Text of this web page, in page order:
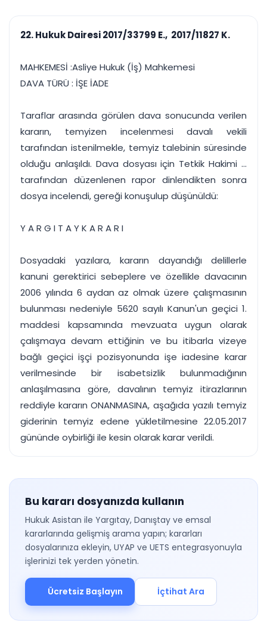
Duruşma ve görev
takvimi
Bildirim
Süreleri asla kaçırmayın
takibi
rapor
UYAP & UETS entegrasyonundan finansa, hepsi bir arada.
Tüm özellikleri inceleyin Ücretsiz Başlayın
22. Hukuk Dairesi 2017/33799 E., 2017/11827 K.
MAHKEMESİ :Asliye Hukuk (İş) Mahkemesi
DAVA TÜRÜ : İŞE İADE
Taraflar arasında görülen dava sonucunda verilen
kararın, temyizen incelenmesi davalı vekili
tarafından istenilmekle, temyiz talebinin süresinde
olduğu anlaşıldı. Dava dosyası için Tetkik Hakimi ...
tarafından düzenlenen rapor dinlendikten sonra
dosya incelendi, gereği konuşulup düşünüldü:
Y A R G I T A Y K A R A R I
Dosyadaki yazılara, kararın dayandığı delillerle
kanuni gerektirici sebeplere ve özellikle davacının
2006 yılında 6 aydan az olmak üzere çalışmasının
bulunması nedeniyle 5620 sayılı Kanun'un geçici 1.
maddesi kapsamında mevzuata uygun olarak
çalışmaya devam ettiğinin ve bu itibarla vizeye
bağlı geçici işçi pozisyonunda işe iadesine karar
verilmesinde bir isabetsizlik bulunmadığının
anlaşılmasına göre, davalının temyiz itirazlarının
reddiyle kararın ONANMASINA, aşağıda yazılı temyiz
giderinin temyiz edene yükletilmesine 22.05.2017
gününde oybirliği ile kesin olarak karar verildi.
Bu kararı dosyanızda kullanın
Hukuk Asistan ile Yargıtay, Danıştay ve emsal
kararlarında gelişmiş arama yapın; kararları
dosyalarınıza ekleyin, UYAP ve UETS entegrasyonuyla
işlerinizi tek yerden yönetin.
Ücretsiz Başlayın İçtihat Ara